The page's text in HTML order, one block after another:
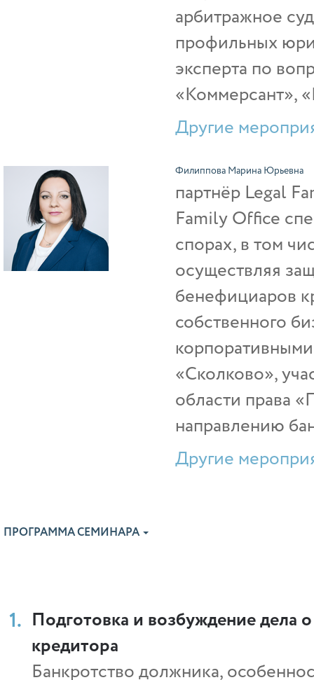
арбитражное
профильных
эксперта по
«Коммерсант»,
Другие
Филиппова Марина Юрьевна
партнёр Legal
Family Office
спорах, в том
осуществляя
бенефициаров
собственного
«Сколково»,
области права
направлению
Другие
ПРОГРАММА СЕМИНАРА
Подготовка и возбуждение дела
кредитора
Банкротство должника,